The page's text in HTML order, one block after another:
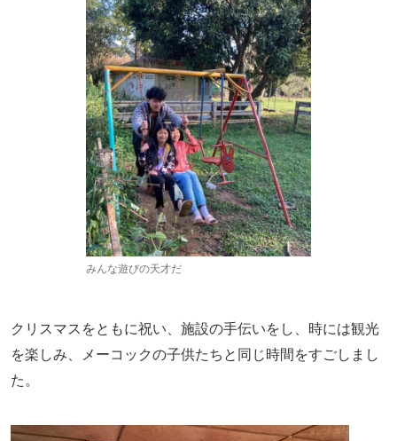
みんな遊びの天才だ
クリスマスをともに祝い、施設の手伝いをし、時には観光
を楽しみ、メーコックの子供たちと同じ時間をすごしまし
た。